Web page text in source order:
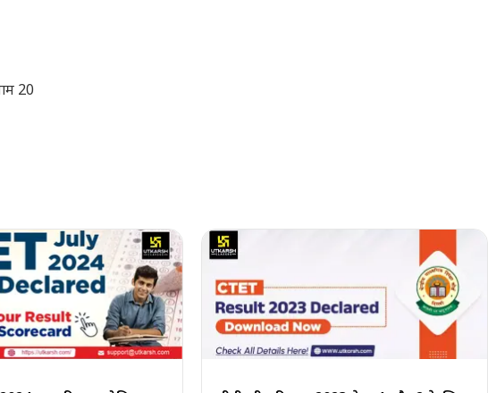
2023 केंद्रीय माध्यमिक शिक्षा बोर्ड द्वारा 25 सितंबर 2023 को पेपर 1 और 2 के लिए